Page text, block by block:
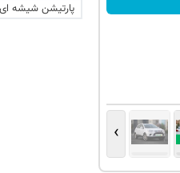
›
پارتیشن شیشه ای